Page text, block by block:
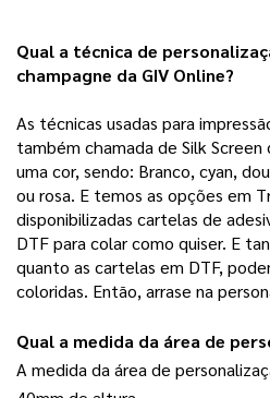
Qual a técnica de
champagne da GIV Online?
As técnicas usadas para
também chamada de Silk Screen
uma cor, sendo: Branco, cyan,
ou rosa. E temos as opções em
disponibilizadas cartelas de
DTF para colar como quiser. E
quanto as cartelas em DTF,
coloridas. Então, arrase na
Qual a medida da área de
A medida da área de